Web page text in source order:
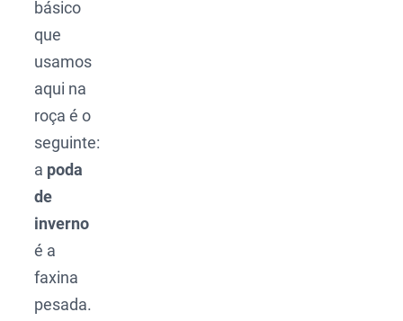
básico
que
usamos
aqui na
roça é o
seguinte:
a poda
de
inverno
é a
faxina
pesada.